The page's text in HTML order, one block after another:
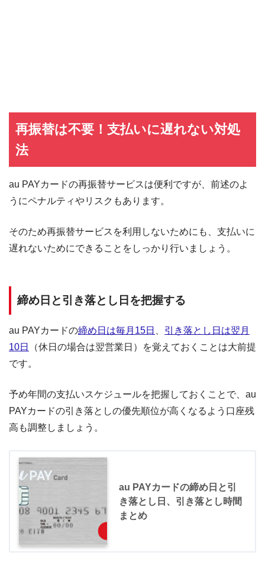
再振替は不要！支払いに遅れない対処
法
au PAYカードの再振替サービスは便利ですが、前述のよ
うにペナルティやリスクもあります。
そのため再振替サービスを利用しないためにも、支払いに
遅れないためにできることをしっかり行いましょう。
締め日と引き落とし日を把握する
au PAYカードの締め日は毎月15日
引き落とし日は翌月
10日
（休日の場合は翌営業日）を覚えておくことは大前提
です。
予め年間の支払いスケジュールを把握しておくことで、au
PAYカードの引き落としの優先順位が高くなるよう口座残
高も調整しましょう。
au PAYカードの締め日と引
き落とし日、引き落とし時間
まとめ